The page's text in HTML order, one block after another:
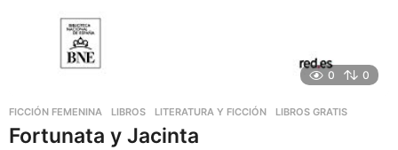
0 0
FICCIÓN FEMENINA ,LIBROS ,LITERATURA Y FICCIÓN LIBROS GRATIS
Fortunata y Jacinta